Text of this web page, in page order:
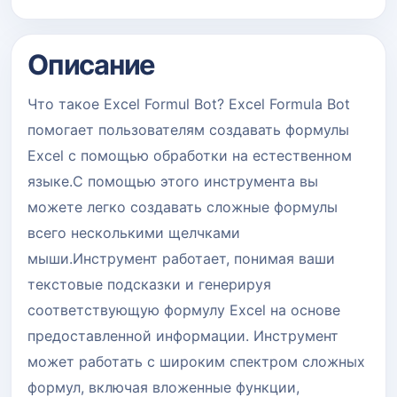
Описание
Что такое Excel Formul Bot? Excel Formula Bot
помогает пользователям создавать формулы
Excel с помощью обработки на естественном
языке.С помощью этого инструмента вы
можете легко создавать сложные формулы
всего несколькими щелчками
мыши.Инструмент работает, понимая ваши
текстовые подсказки и генерируя
соответствующую формулу Excel на основе
предоставленной информации. Инструмент
может работать с широким спектром сложных
формул, включая вложенные функции,